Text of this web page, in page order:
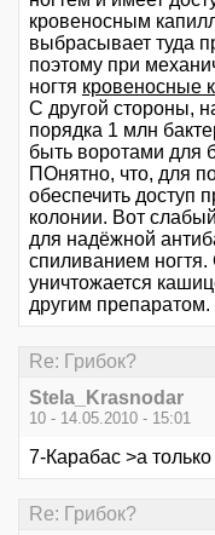
кровеносным
выбрасывает туда
поэтому при
ногтя кровеносные
С другой стороны,
порядка 1 млн
быть воротами для
ПОнятно, что, для
обеспечить доступ
колонии. Вот
для надёжной
спиливанием
уничтожается
другим препаратом.
Re: Грибок?
Stela_Krasnodar
10 - 14.05.2010 - 15:01
7-Карабас >а
Re: Грибок?